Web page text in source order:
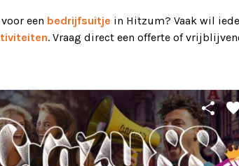
een bedrijfsuitje in Hitzum? Vaak wil
. Vraag direct een offerte of
share